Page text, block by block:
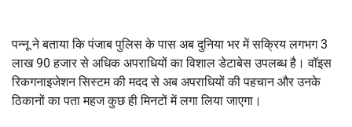
पन्नू ने बताया कि पंजाब पुलिस के पास अब दुनिया भर में सक्रिय लगभग 3
लाख 90 हजार से अधिक अपराधियों का विशाल डेटाबेस उपलब्ध है। वॉइस
रिकगनाइजेशन सिस्टम की मदद से अब अपराधियों की पहचान और उनके
ठिकानों का पता महज कुछ ही मिनटों में लगा लिया जाएगा।